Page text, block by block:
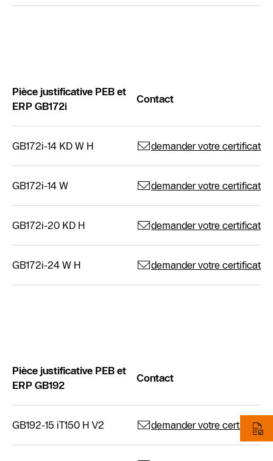
Pièce justificative PEB et
ERP GB172i
Contact
GB172i-14 KD W H demander votre certificat
GB172i-14 W demander votre certificat
GB172i-20 KD H demander votre certificat
GB172i-24 W H demander votre certificat
Pièce justificative PEB et
ERP GB192
Contact
GB192-15 iT150 H V2 demander votre certificat